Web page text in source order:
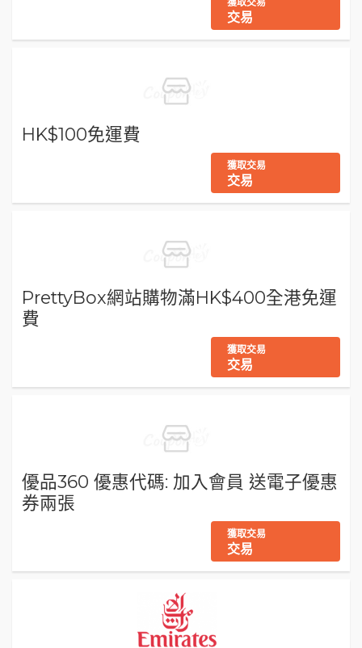
交易
HK$100免運費
獲取交易
交易
PrettyBox網站購物滿HK$400全港免運
費
獲取交易
交易
優品360 優惠代碼: 加入會員 送電子優惠
券兩張
獲取交易
交易